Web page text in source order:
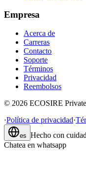
Empresa
Acerca de
Carreras
Contacto
Soporte
Términos
Privacidad
Reembolsos
© 2026 ECOSIRE
·Política de privacidad·
es Hecho con
Chatea en whatsapp